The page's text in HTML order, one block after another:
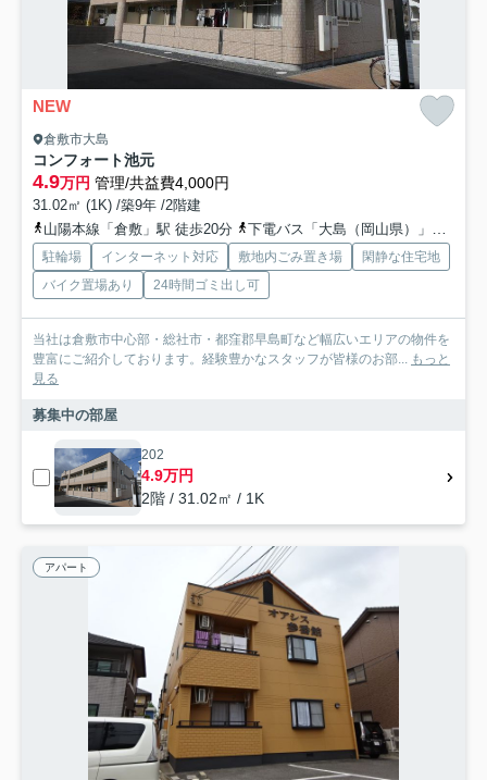
NEW
倉敷市大島
コンフォート池元
4.9万円 管理/共益費4,000円
31.02㎡ (1K) /築9年 /2階建
山陽本線「倉敷」駅 徒歩20分
下電バス「大島（岡山県）」バス停下車 徒歩8分
駐輪場 インターネット対応 敷地内ごみ置き場
閑静な住宅地
バイク置場あり
24時間ゴミ出し可
当社は倉敷市中心部・総社市・都窪郡早島町など幅広いエリアの物件を
豊富にご紹介しております。経験豊かなスタッフが皆様のお部... もっと
見る
募集中の部屋
202
4.9万円
2階 / 31.02㎡ / 1K
アパート